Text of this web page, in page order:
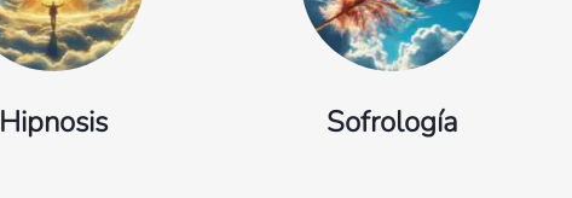
Hipnosis Sofrología